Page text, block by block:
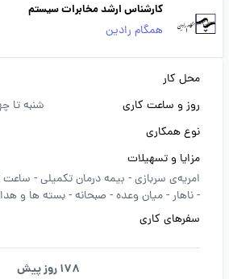
کارشناس ارشد مخابرات سیستم
همگام رادین
محل کار
روز و ساعت کاری
شنبه تا
نوع همکاری
مزایا و تسهیلات
امریه‌ی سربازی - بیمه درمان تکمیلی - ساعت
-ناهار -میان وعده - صبحانه -بسته ها و
سفرهای کاری
178 روز پیش